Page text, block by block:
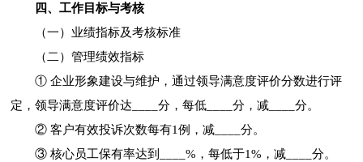
四、工作目标与考核
（一）业绩指标及考核标准
（二）管理绩效指标
① 企业形象建设与维护，通过领导满意度评价分数进行评
定，领导满意度评价达____分，每低____分，减____分。
② 客户有效投诉次数每有1例，减____分。
③ 核心员工保有率达到____%，每低于1%，减____分。